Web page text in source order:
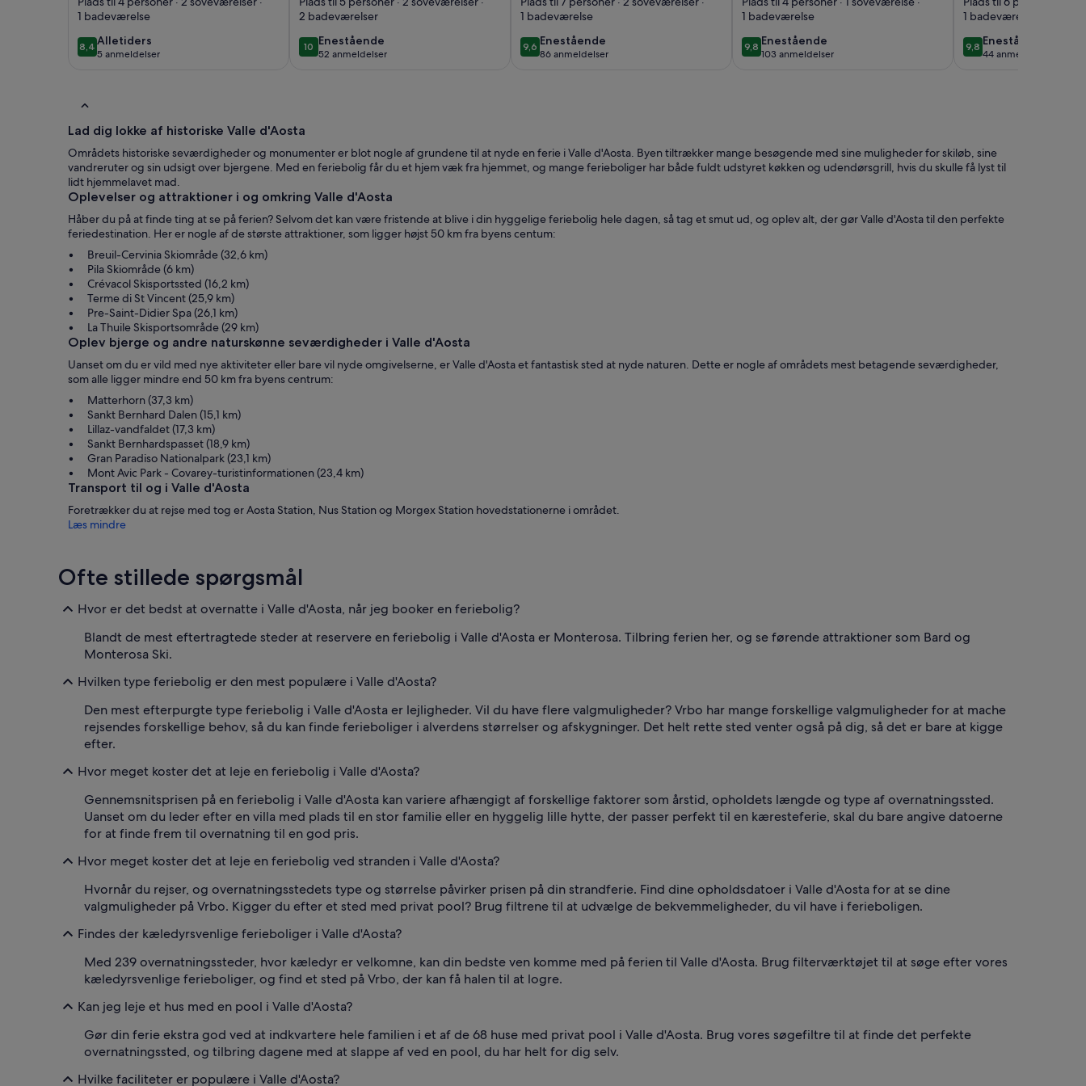
the 1700s
1 badeværelse
8,48,4 ud af 10
Alletiders
alletiders
5 anmeldelser
(5
alpine græsgange
2 badeværelser
1010 ud af 10
Enestående
enestående
52 anmeldelser
(52
fireplace, terrace,
garden 90mt from
trails/ski slopes
1 badeværelse
9,69,6 ud af 10
Enestående
enestående
86 anmeldelser
(86
oprindelse
restaureret.
1 badeværelse
9,89,8 ud af 10
Enestående
enestående
103 anmeldelser
(103
Oversigt
1 badeværelse
9,89,8 ud af 10
Enestående
enestående
44 anmeldelser
(44
Lad dig lokke af historiske Valle d'Aosta
Områdets historiske seværdigheder og monumenter er blot nogle af grundene til at nyde en ferie i Valle d'Aosta. Byen tiltrækker mange besøgende med sine muligheder for skiløb, sine
vandreruter og sin udsigt over bjergene. Med en feriebolig får du et hjem væk fra hjemmet, og mange ferieboliger har både fuldt udstyret køkken og udendørsgrill, hvis du skulle få lyst til
lidt hjemmelavet mad.
Oplevelser og attraktioner i og omkring Valle d'Aosta
Håber du på at finde ting at se på ferien? Selvom det kan være fristende at blive i din hyggelige feriebolig hele dagen, så tag et smut ud, og oplev alt, der gør Valle d'Aosta til den perfekte
feriedestination. Her er nogle af de største attraktioner, som ligger højst 50 km fra byens centum:
Breuil-Cervinia Skiområde (32,6 km)
Pila Skiområde (6 km)
Crévacol Skisportssted (16,2 km)
Terme di St Vincent (25,9 km)
Pre-Saint-Didier Spa (26,1 km)
La Thuile Skisportsområde (29 km)
Oplev bjerge og andre naturskønne seværdigheder i Valle d'Aosta
Uanset om du er vild med nye aktiviteter eller bare vil nyde omgivelserne, er Valle d'Aosta et fantastisk sted at nyde naturen. Dette er nogle af områdets mest betagende seværdigheder,
som alle ligger mindre end 50 km fra byens centrum:
Matterhorn (37,3 km)
Sankt Bernhard Dalen (15,1 km)
Lillaz-vandfaldet (17,3 km)
Sankt Bernhardspasset (18,9 km)
Gran Paradiso Nationalpark (23,1 km)
Mont Avic Park - Covarey-turistinformationen (23,4 km)
Transport til og i Valle d'Aosta
Foretrækker du at rejse med tog er Aosta Station, Nus Station og Morgex Station hovedstationerne i området.
Læs mindre
Ofte stillede spørgsmål
Hvor er det bedst at overnatte i Valle d'Aosta, når jeg booker en feriebolig?
Blandt de mest eftertragtede steder at reservere en feriebolig i Valle d'Aosta er Monterosa. Tilbring ferien her, og se førende attraktioner som Bard og
Monterosa Ski.
Hvilken type feriebolig er den mest populære i Valle d'Aosta?
Den mest efterpurgte type feriebolig i Valle d'Aosta er lejligheder. Vil du have flere valgmuligheder? Vrbo har mange forskellige valgmuligheder for at mache
rejsendes forskellige behov, så du kan finde ferieboliger i alverdens størrelser og afskygninger. Det helt rette sted venter også på dig, så det er bare at kigge
efter.
Hvor meget koster det at leje en feriebolig i Valle d'Aosta?
Gennemsnitsprisen på en feriebolig i Valle d'Aosta kan variere afhængigt af forskellige faktorer som årstid, opholdets længde og type af overnatningssted.
Uanset om du leder efter en villa med plads til en stor familie eller en hyggelig lille hytte, der passer perfekt til en kæresteferie, skal du bare angive datoerne
for at finde frem til overnatning til en god pris.
Hvor meget koster det at leje en feriebolig ved stranden i Valle d'Aosta?
Hvornår du rejser, og overnatningsstedets type og størrelse påvirker prisen på din strandferie. Find dine opholdsdatoer i Valle d'Aosta for at se dine
valgmuligheder på Vrbo. Kigger du efter et sted med privat pool? Brug filtrene til at udvælge de bekvemmeligheder, du vil have i ferieboligen.
Findes der kæledyrsvenlige ferieboliger i Valle d'Aosta?
Med 239 overnatningssteder, hvor kæledyr er velkomne, kan din bedste ven komme med på ferien til Valle d'Aosta. Brug filterværktøjet til at søge efter vores
kæledyrsvenlige ferieboliger, og find et sted på Vrbo, der kan få halen til at logre.
Kan jeg leje et hus med en pool i Valle d'Aosta?
Gør din ferie ekstra god ved at indkvartere hele familien i et af de 68 huse med privat pool i Valle d'Aosta. Brug vores søgefiltre til at finde det perfekte
overnatningssted, og tilbring dagene med at slappe af ved en pool, du har helt for dig selv.
Hvilke faciliteter er populære i Valle d'Aosta?